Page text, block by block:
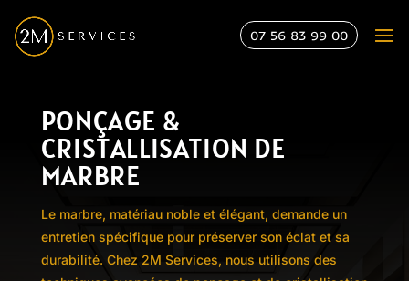
07 56 83 99 00
PONÇAGE &
CRISTALLISATION DE
MARBRE
Le marbre, matériau noble et élégant, demande un
entretien spécifique pour préserver son éclat et sa
durabilité. Chez 2M Services, nous utilisons des